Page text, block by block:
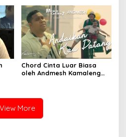
Chord Cinta Luar Biasa
oleh Andmesh Kamaleng
View More